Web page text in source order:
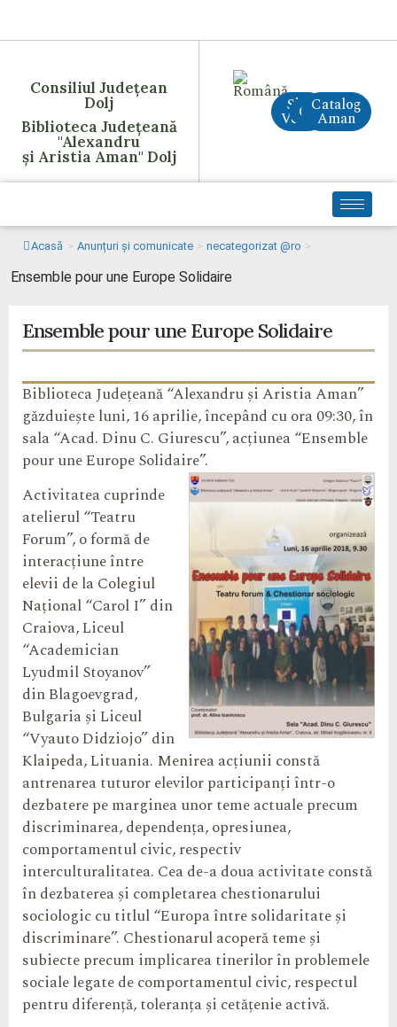
Consiliul Județean
Dolj
Biblioteca Județeană
"Alexandru
și Aristia Aman" Dolj
Site
VechiCreAI
Catalog
Aman
Acasă > Anunțuri și comunicate > necategorizat @ro >
Ensemble pour une Europe Solidaire
Ensemble pour une Europe Solidaire
Biblioteca Județeană “Alexandru și Aristia Aman”
găzduiește luni, 16 aprilie, începând cu ora 09:30, în
sala “Acad. Dinu C. Giurescu”, acțiunea “Ensemble
pour une Europe Solidaire”.
Activitatea cuprinde
atelierul “Teatru
Forum”, o formă de
interacțiune între
elevii de la Colegiul
Național “Carol I” din
Craiova, Liceul
“Academician
Lyudmil Stoyanov”
din Blagoevgrad,
Bulgaria și Liceul
“Vyauto Didziojo” din
Klaipeda, Lituania. Menirea acțiunii constă
antrenarea tuturor elevilor participanți într-o
dezbatere pe marginea unor teme actuale precum
discriminarea, dependența, opresiunea,
comportamentul civic, respectiv
interculturalitatea. Cea de-a doua activitate constă
în dezbaterea și completarea chestionarului
sociologic cu titlul “Europa între solidaritate și
discriminare”. Chestionarul acoperă teme și
subiecte precum implicarea tinerilor în problemele
sociale legate de comportamentul civic, respectul
pentru diferență, toleranța și cetățenie activă.